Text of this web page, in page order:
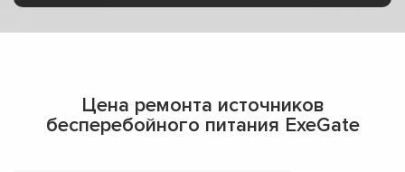
Цена ремонта источников
бесперебойного питания ExeGate